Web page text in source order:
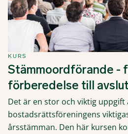
KURS
Stämmoordförande -
förberedelse till avslut
Det är en stor och viktig uppgift
bostadsrättsföreningens
årsstämman. Den här kursen